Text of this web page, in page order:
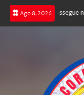
Ago 8, 2026
poker e prossegue na